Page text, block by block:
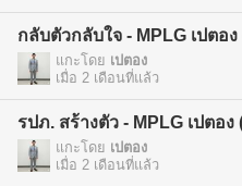
กลับตัวกลับใจ - MPLG เปตอ
แกะโดย เปตอง
เมื่อ 2 เดือนที่แล้ว
รปภ. สร้างตัว - MPLG เปตอ
แกะโดย เปตอง
เมื่อ 2 เดือนที่แล้ว